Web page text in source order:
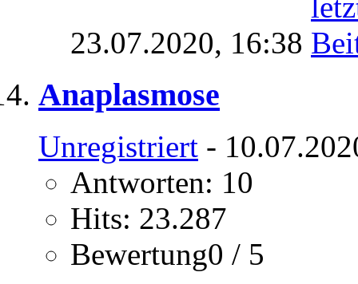
23.07.2020, 16:38
Anaplasmose
Unregistriert -
Antworten: 10
Hits: 23.287
Bewertung0 / 5